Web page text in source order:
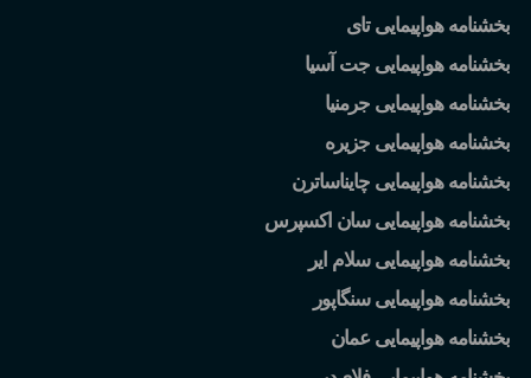
بخشنامه هواپیمایی تای
بخشنامه هواپیمایی جت آسیا
بخشنامه هواپیمایی جرمنیا
بخشنامه هواپیمایی جزیره
بخشنامه هواپیمایی چایناساترن
بخشنامه هواپیمایی سان اکسپرس
بخشنامه هواپیمایی سلام ایر
بخشنامه هواپیمایی سنگاپور
بخشنامه هواپیمایی عمان